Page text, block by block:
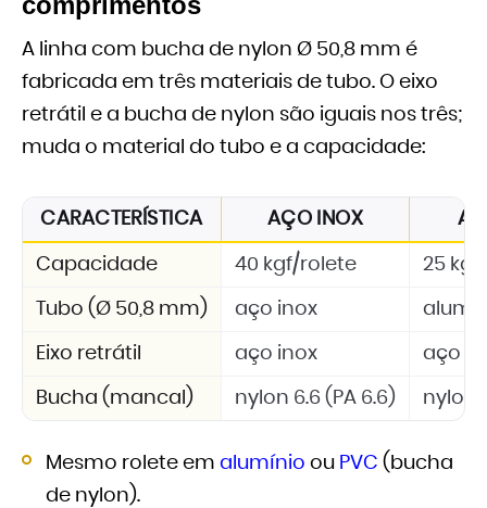
A linha com bucha de nylon Ø 50,8 mm é
fabricada em três materiais de tubo. O eixo
retrátil e a bucha de nylon são iguais nos três;
muda o material do tubo e a capacidade:
CARACTERÍSTICA AÇO INOX
Capacidade 40 kgf/rolete 25
Tubo (Ø 50,8 mm) aço inox
Eixo retrátil aço inox aço
Bucha (mancal) nylon 6.6 (PA 6.6) nylon
Mesmo rolete em alumínio ou PVC (bucha
de nylon).